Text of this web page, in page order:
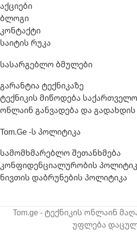
აქციები
ბლოგი
კონტაქტი
საიტის რუკა
Სასარგებლო Ბმულები
გარანტია ტექნიკაზე
ტექნიკის მიწოდება
ონლაინ განვადება და
Tom.ge -ს Პოლიტიკა
სამომხმარებლო შეთანხმება
კონფიდენციალურობის
ნივთის დაბრუნების პოლიტიკა
Tom.ge - ტექნიკის ონლაინ
უფლება